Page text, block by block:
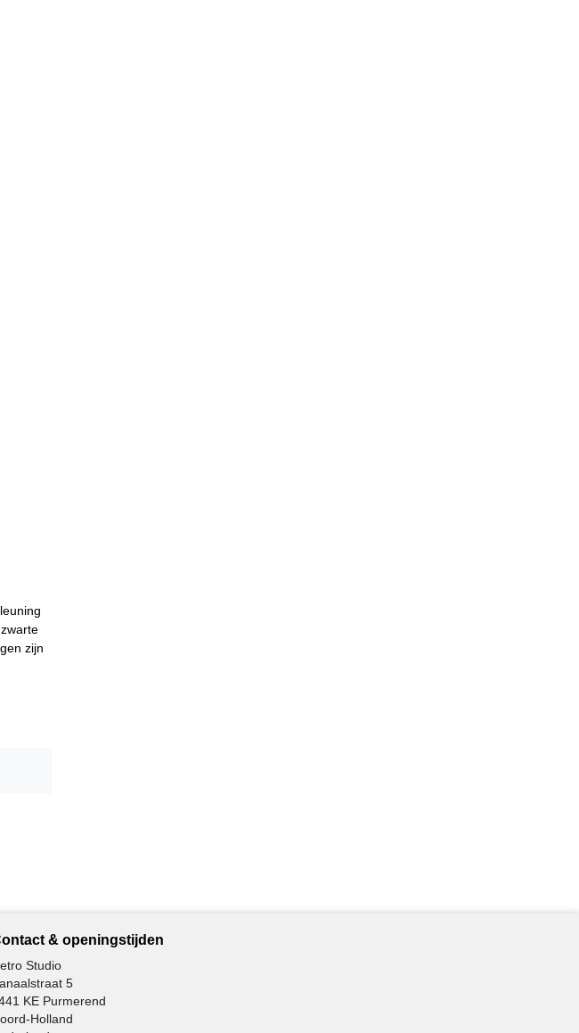
zijn
& openingstijden
Studio
5
KE Purmerend
Holland